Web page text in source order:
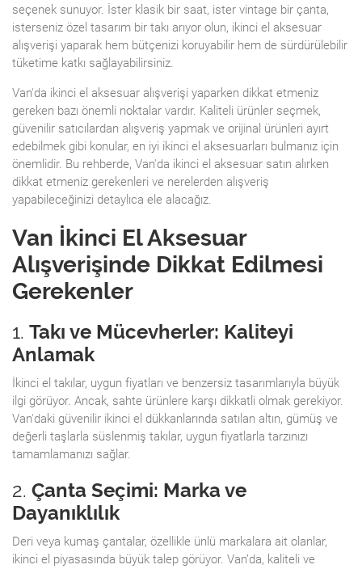
seçenek sunuyor. İster klasik bir saat, ister vintage bir çanta,
isterseniz özel tasarım bir takı arıyor olun, ikinci el aksesuar
alışverişi yaparak hem bütçenizi koruyabilir hem de sürdürülebilir
tüketime katkı sağlayabilirsiniz.
Van'da ikinci el aksesuar alışverişi yaparken dikkat etmeniz
gereken bazı önemli noktalar vardır. Kaliteli ürünler seçmek,
güvenilir satıcılardan alışveriş yapmak ve orijinal ürünleri ayırt
edebilmek gibi konular, en iyi ikinci el aksesuarları bulmanız için
önemlidir. Bu rehberde, Van'da ikinci el aksesuar satın alırken
dikkat etmeniz gerekenleri ve nerelerden alışveriş
yapabileceğinizi detaylıca ele alacağız.
Van İkinci El Aksesuar
Alışverişinde Dikkat Edilmesi
Gerekenler
1. Takı ve Mücevherler: Kaliteyi
Anlamak
İkinci el takılar, uygun fiyatları ve benzersiz tasarımlarıyla büyük
ilgi görüyor. Ancak, sahte ürünlere karşı dikkatli olmak gerekiyor.
Van'daki güvenilir ikinci el dükkanlarında satılan altın, gümüş ve
değerli taşlarla süslenmiş takılar, uygun fiyatlarla tarzınızı
tamamlamanızı sağlar.
2. Çanta Seçimi: Marka ve
Dayanıklılık
Deri veya kumaş çantalar, özellikle ünlü markalara ait olanlar,
ikinci el piyasasında büyük talep görüyor. Van’da, kaliteli ve